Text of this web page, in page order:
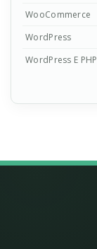
WooCommerce
WordPress
WordPress E PHP